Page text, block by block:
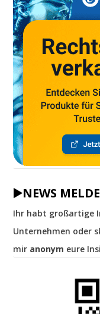
▶️NEWS
Ihr habt großartige
Unternehmen oder
mir anonym eure